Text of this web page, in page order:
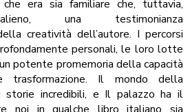
era sia familiare che, tuttavia,
una testimonianza
creatività dell’autore. I percorsi
personali, le loro lotte
potente promemoria della capacità
trasformazione. Il mondo della
incredibili, e Il palazzo ha il